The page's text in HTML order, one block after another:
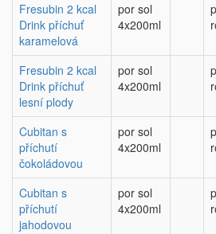
Fresubin 2 kcal
Drink příchuť
karamelová
por sol
4x200ml
Fresubin 2 kcal
Drink příchuť
lesní plody
por sol
4x200ml
Cubitan s
příchutí
čokoládovou
por sol
4x200ml
Cubitan s
příchutí
jahodovou
por sol
4x200ml